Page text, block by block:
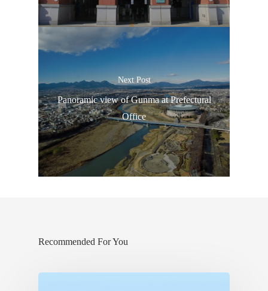
Next Post
Panoramic view of Gunma at Prefectural
Office
Recommended For You
ประเทศญี่ปุ่น
เที่ยวญี่ปุ่นด้ว
เอง
รถบัส
เดินทาง
ภาพประทับใจ